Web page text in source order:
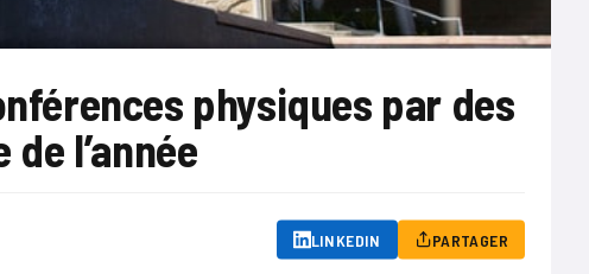
physiques par des
l’année
LINKEDIN PARTAGER